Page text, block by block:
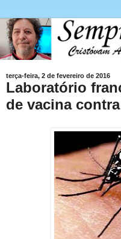
terça-feira, 2 de fevereiro de 2016
Laboratório
de vacina